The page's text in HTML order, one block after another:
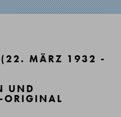
(22. MÄRZ 1932 -
UND
ORIGINAL